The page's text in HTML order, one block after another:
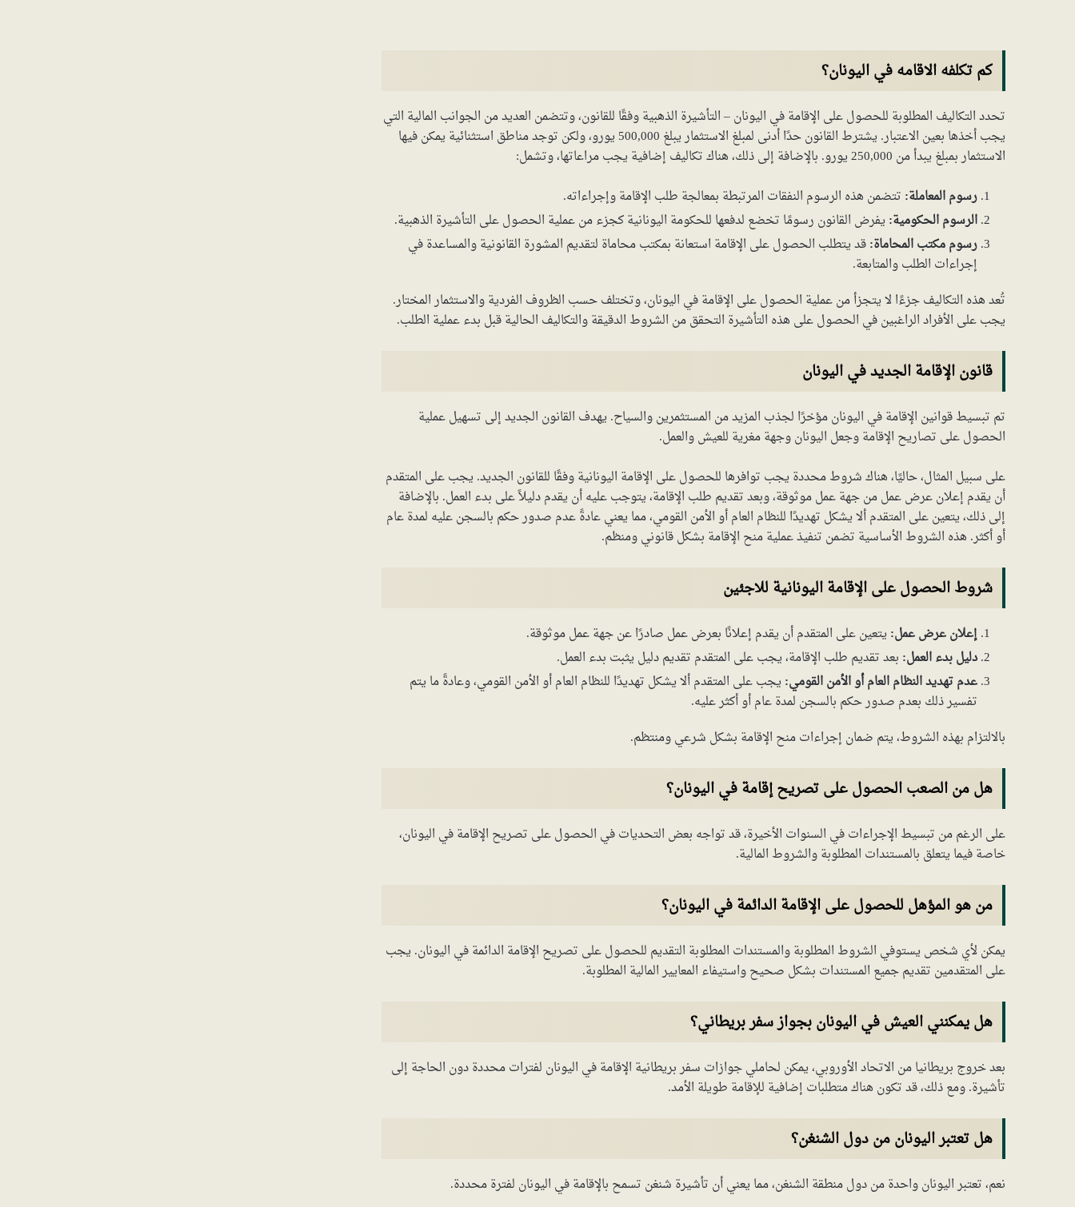
كم تكلفه الاقامه في اليونان؟
تحدد التكاليف المطلوبة للحصول على الإقامة في اليونان – التأشيرة الذهبية وفقًا للقانون، وتتضمن العديد من الجوانب المالية التي
يجب أخذها بعين الاعتبار. يشترط القانون حدًا أدنى لمبلغ الاستثمار يبلغ 500,000 يورو، ولكن توجد مناطق استثنائية يمكن فيها
الاستثمار بمبلغ يبدأ من 250,000 يورو. بالإضافة إلى ذلك، هناك تكاليف إضافية يجب مراعاتها، وتشمل:
رسوم المعاملة: تتضمن هذه الرسوم النفقات المرتبطة بمعالجة طلب الإقامة وإجراءاته.
الرسوم الحكومية: يفرض القانون رسومًا تخضع لدفعها للحكومة اليونانية كجزء من عملية الحصول على التأشيرة الذهبية.
رسوم مكتب المحاماة:قد يتطلب الحصول على الإقامة استعانة بمكتب محاماة لتقديم المشورة القانونية والمساعدة في
إجراءات الطلب والمتابعة.
تُعد هذه التكاليف جزءًا لا يتجزأ من عملية الحصول على الإقامة في اليونان، وتختلف حسب الظروف الفردية والاستثمار المختار.
يجب على الأفراد الراغبين في الحصول على هذه التأشيرة التحقق من الشروط الدقيقة والتكاليف الحالية قبل بدء عملية الطلب.
قانون الإقامة الجديد في اليونان
تم تبسيط قوانين الإقامة في اليونان مؤخرًا لجذب المزيد من المستثمرين والسياح. يهدف القانون الجديد إلى تسهيل عملية
الحصول على تصاريح الإقامة وجعل اليونان وجهة مغرية للعيش والعمل.
على سبيل المثال، حاليًا، هناك شروط محددة يجب توافرها للحصول على الإقامة اليونانية وفقًا للقانون الجديد. يجب على المتقدم
أن يقدم إعلان عرض عمل من جهة عمل موثوقة، وبعد تقديم طلب الإقامة، يتوجب عليه أن يقدم دليلاً على بدء العمل. بالإضافة
إلى ذلك، يتعين على المتقدم ألا يشكل تهديدًا للنظام العام أو الأمن القومي، مما يعني عادةً عدم صدور حكم بالسجن عليه لمدة عام
أو أكثر. هذه الشروط الأساسية تضمن تنفيذ عملية منح الإقامة بشكل قانوني ومنظم.
شروط الحصول على الإقامة اليونانية للاجئين
إعلان عرض عمل: يتعين على المتقدم أن يقدم إعلانًا بعرض عمل صادرًا عن جهة عمل موثوقة.
دليل بدء العمل: بعد تقديم طلب الإقامة، يجب على المتقدم تقديم دليل يثبت بدء العمل.
عدم تهديد النظام العام أو الأمن القومي: يجب على المتقدم ألا يشكل تهديدًا للنظام العام أو الأمن القومي، وعادةً ما يتم
تفسير ذلك بعدم صدور حكم بالسجن لمدة عام أو أكثر عليه.
بالالتزام بهذه الشروط، يتم ضمان إجراءات منح الإقامة بشكل شرعي ومنتظم.
هل من الصعب الحصول على تصريح إقامة في اليونان؟
على الرغم من تبسيط الإجراءات في السنوات الأخيرة، قد تواجه بعض التحديات في الحصول على تصريح الإقامة في اليونان،
خاصة فيما يتعلق بالمستندات المطلوبة والشروط المالية.
من هو المؤهل للحصول على الإقامة الدائمة في اليونان؟
يمكن لأي شخص يستوفي الشروط المطلوبة والمستندات المطلوبة التقديم للحصول على تصريح الإقامة الدائمة في اليونان. يجب
على المتقدمين تقديم جميع المستندات بشكل صحيح واستيفاء المعايير المالية المطلوبة.
هل يمكنني العيش في اليونان بجواز سفر بريطاني؟
بعد خروج بريطانيا من الاتحاد الأوروبي، يمكن لحاملي جوازات سفر بريطانية الإقامة في اليونان لفترات محددة دون الحاجة إلى
تأشيرة. ومع ذلك، قد تكون هناك متطلبات إضافية للإقامة طويلة الأمد.
هل تعتبر اليونان من دول الشنغن؟
نعم، تعتبر اليونان واحدة من دول منطقة الشنغن، مما يعني أن تأشيرة شنغن تسمح بالإقامة في اليونان لفترة محددة.